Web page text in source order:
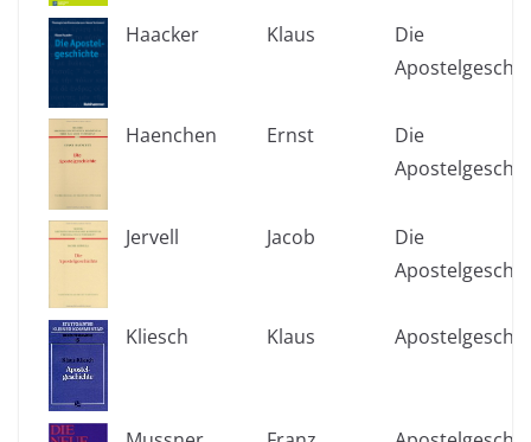
Haacker Klaus
Die
Haenchen Ernst
Die
Jervell Jacob
Die
Kliesch Klaus